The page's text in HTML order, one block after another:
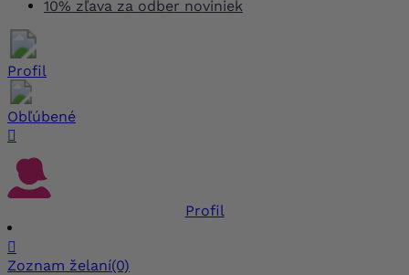
10% zľava za odber noviniek
Profil
Obľúbené

Profil

Zoznam želaní(0)